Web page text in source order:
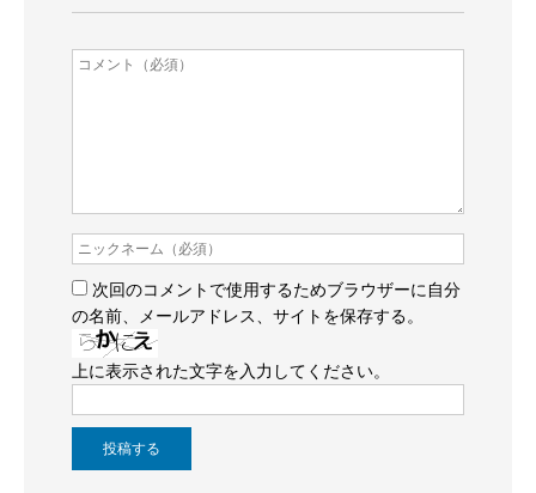
次回のコメントで使用するためブラウザーに自分
の名前、メールアドレス、サイトを保存する。
上に表示された文字を入力してください。